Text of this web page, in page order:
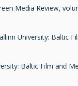
Media Review,
University: Baltic
Baltic Film and